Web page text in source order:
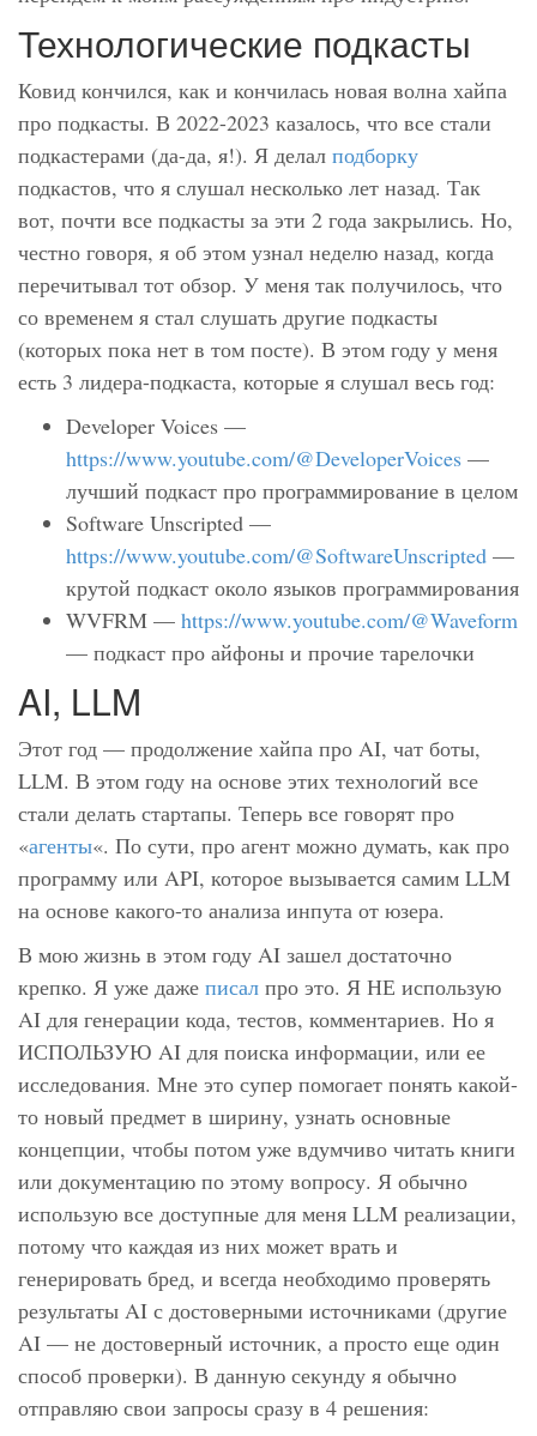
Технологические подкасты
Ковид кончился, как и кончилась новая волна хайпа
про подкасты. В 2022-2023 казалось, что все стали
подкастерами (да-да, я!). Я делал подборку
подкастов, что я слушал несколько лет назад. Так
вот, почти все подкасты за эти 2 года закрылись. Но,
честно говоря, я об этом узнал неделю назад, когда
перечитывал тот обзор. У меня так получилось, что
со временем я стал слушать другие подкасты
(которых пока нет в том посте). В этом году у меня
есть 3 лидера-подкаста, которые я слушал весь год:
Developer Voices —
https://www.youtube.com/@DeveloperVoices —
лучший подкаст про программирование в целом
Software Unscripted —
https://www.youtube.com/@SoftwareUnscripted —
крутой подкаст около языков программирования
WVFRM — https://www.youtube.com/@Waveform
— подкаст про айфоны и прочие тарелочки
AI, LLM
Этот год — продолжение хайпа про AI, чат боты,
LLM. В этом году на основе этих технологий все
стали делать стартапы. Теперь все говорят про
«агенты«. По сути, про агент можно думать, как про
программу или API, которое вызывается самим LLM
на основе какого-то анализа инпута от юзера.
В мою жизнь в этом году AI зашел достаточно
крепко. Я уже даже писал про это. Я НЕ использую
AI для генерации кода, тестов, комментариев. Но я
ИСПОЛЬЗУЮ AI для поиска информации, или ее
исследования. Мне это супер помогает понять какой-
то новый предмет в ширину, узнать основные
концепции, чтобы потом уже вдумчиво читать книги
или документацию по этому вопросу. Я обычно
использую все доступные для меня LLM реализации,
потому что каждая из них может врать и
генерировать бред, и всегда необходимо проверять
результаты AI с достоверными источниками (другие
AI — не достоверный источник, а просто еще один
способ проверки). В данную секунду я обычно
отправляю свои запросы сразу в 4 решения: